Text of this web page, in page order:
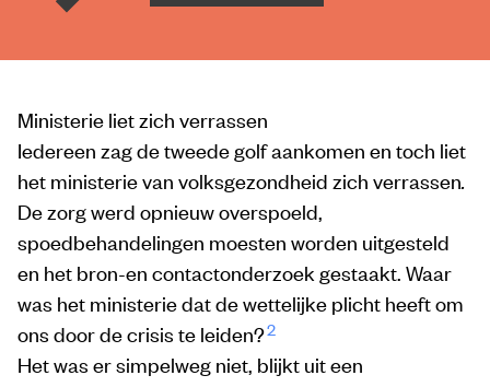
Ministerie liet zich verrassen
Iedereen zag de tweede golf aankomen en toch liet
het ministerie van volksgezondheid zich verrassen.
De zorg werd opnieuw overspoeld,
spoedbehandelingen moesten worden uitgesteld
en het bron-en contactonderzoek gestaakt. Waar
was het ministerie dat de wettelijke plicht heeft om
ons door de crisis te leiden?2
Het was er simpelweg niet, blijkt uit een